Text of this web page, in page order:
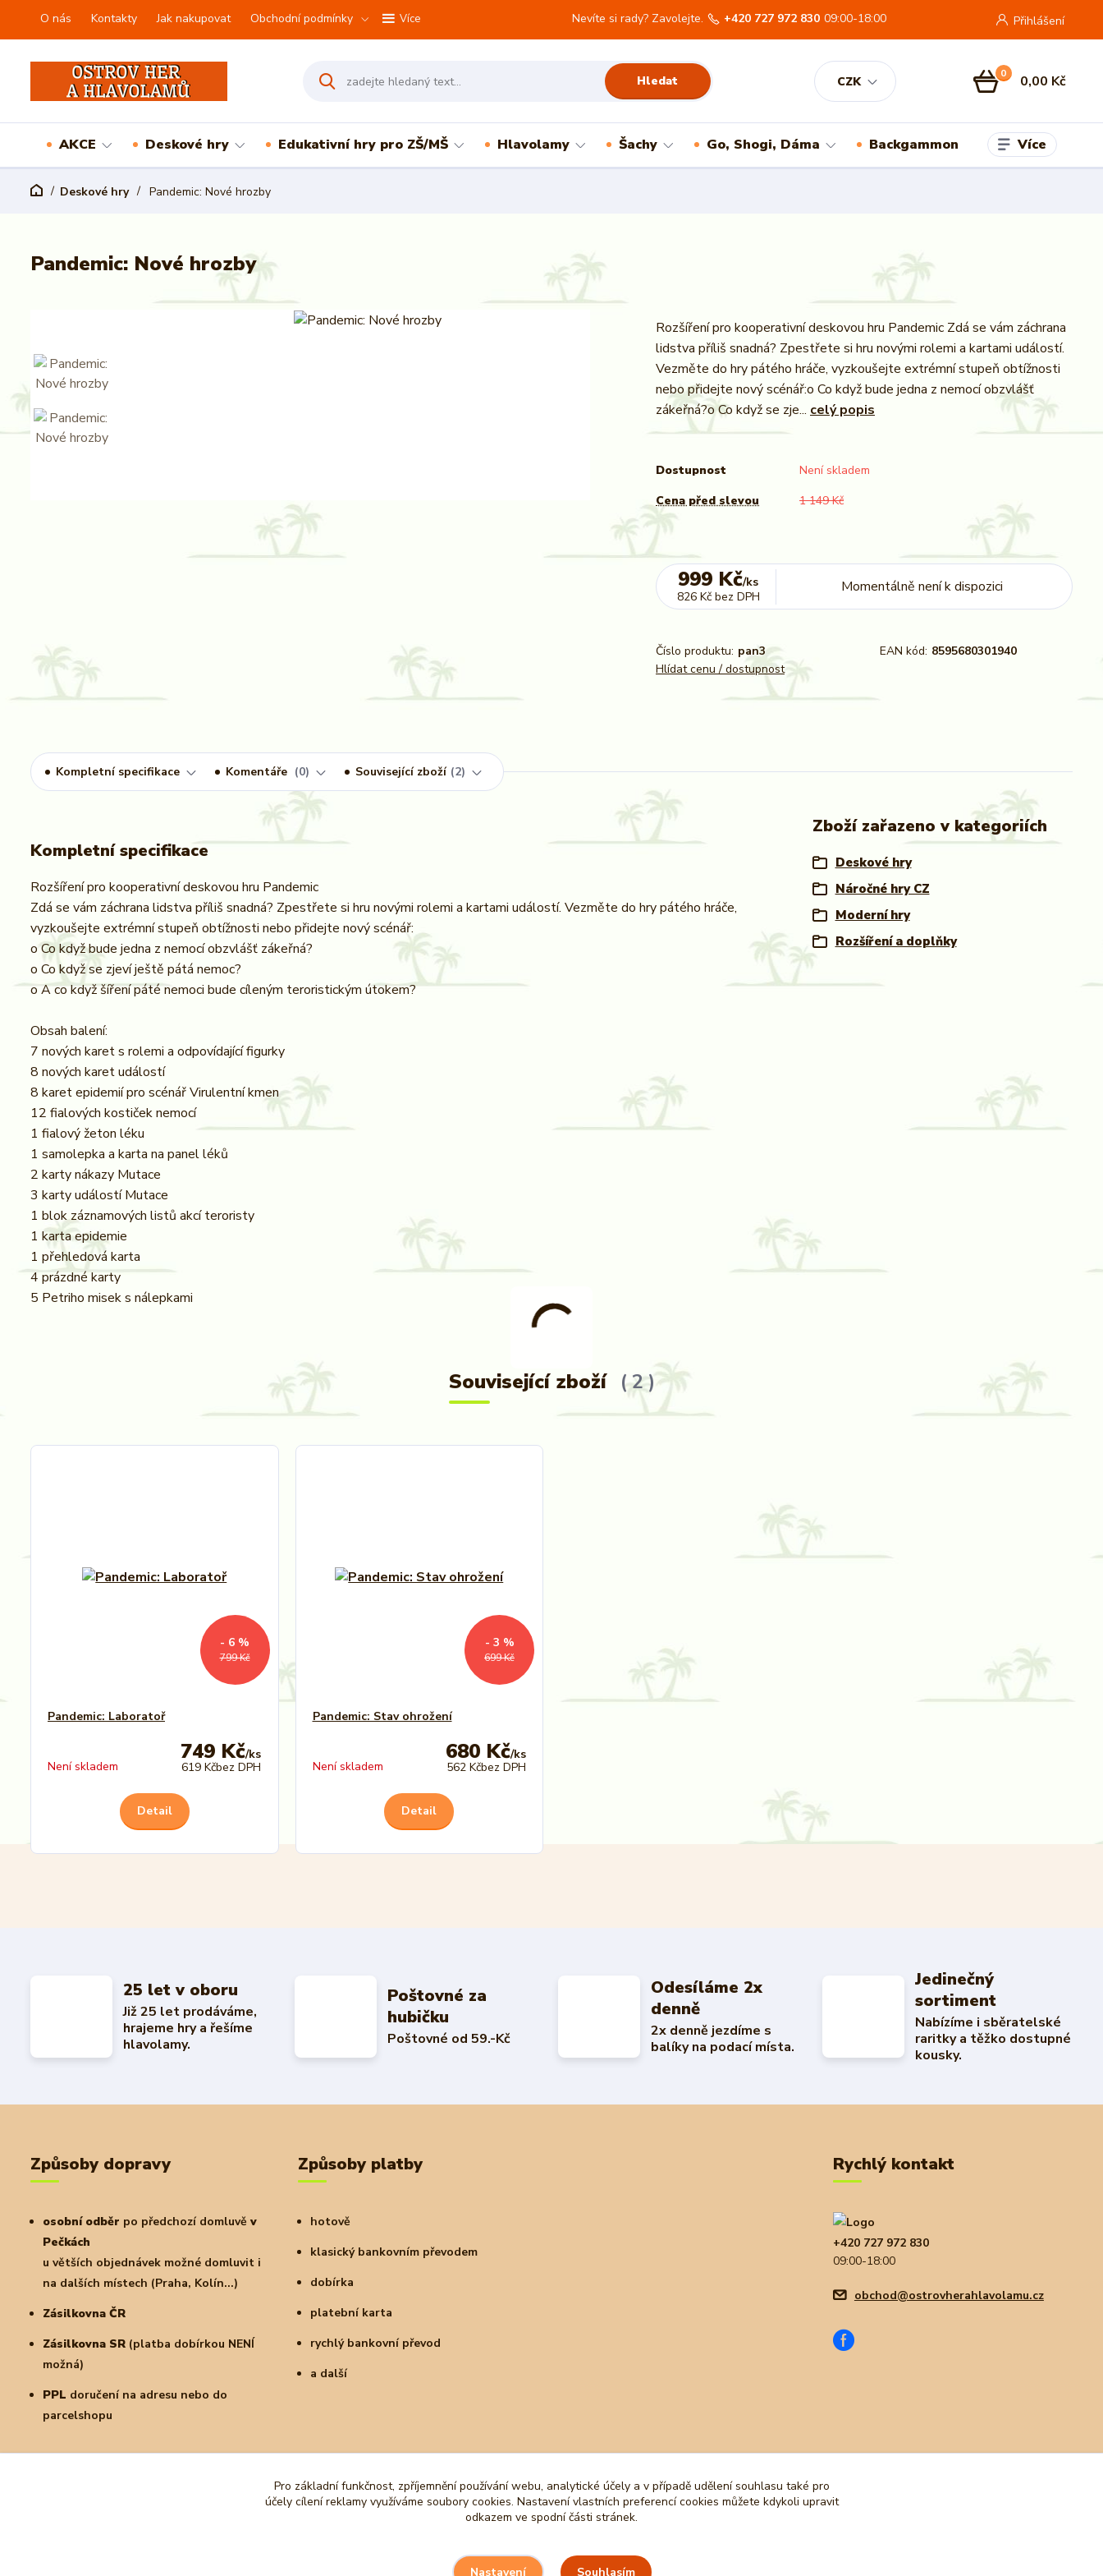
O nás Kontakty Jak nakupovat Obchodní podmínky Více
CZK
Přihlášení
Hledat
Nevíte si rady? Zavolejte. +420 727 972 830 09:00-18:00
0 0,00 Kč
AKCE Deskové hry Edukativní hry pro ZŠ/MŠ Hlavolamy Šachy Go, Shogi, Dáma Backgammon Více
Deskové hry Pandemic: Nové hrozby
Pandemic: Nové hrozby
Rozšíření pro kooperativní deskovou hru Pandemic Zdá se vám záchrana
lidstva příliš snadná? Zpestřete si hru novými rolemi a kartami událostí.
Vezměte do hry pátého hráče, vyzkoušejte extrémní stupeň obtížnosti
nebo přidejte nový scénář:o Co když bude jedna z nemocí obzvlášť
zákeřná?o Co když se zje... celý popis
Dostupnost
Není skladem
Cena před slevou
1 149 Kč
999 Kč/ks
826 Kč bez DPH
Momentálně není k dispozici
Číslo produktu: pan3 EAN kód: 8595680301940
Hlídat cenu / dostupnost
Kompletní specifikace Komentáře 0 Související zboží 2
Kompletní specifikace
Rozšíření pro kooperativní deskovou hru Pandemic
Zdá se vám záchrana lidstva příliš snadná? Zpestřete si hru novými rolemi a kartami událostí. Vezměte do hry pátého hráče,
vyzkoušejte extrémní stupeň obtížnosti nebo přidejte nový scénář:
o Co když bude jedna z nemocí obzvlášť zákeřná?
o Co když se zjeví ještě pátá nemoc?
o A co když šíření páté nemoci bude cíleným teroristickým útokem?
Obsah balení:
7 nových karet s rolemi a odpovídající figurky
8 nových karet událostí
8 karet epidemií pro scénář Virulentní kmen
12 fialových kostiček nemocí
1 fialový žeton léku
1 samolepka a karta na panel léků
2 karty nákazy Mutace
3 karty událostí Mutace
1 blok záznamových listů akcí teroristy
1 karta epidemie
1 přehledová karta
4 prázdné karty
5 Petriho misek s nálepkami
Zboží zařazeno v kategoriích
Deskové hry
Náročné hry CZ
Moderní hry
Rozšíření a doplňky
Související zboží 2
799 Kč
- 6 %
Pandemic: Laboratoř
749 Kč/ks
619 Kčbez DPH
Není skladem
Detail
699 Kč
- 3 %
Pandemic: Stav ohrožení
680 Kč/ks
562 Kčbez DPH
Není skladem
Detail
25 let v oboru
Již 25 let prodáváme,
hrajeme hry a řešíme
hlavolamy.
Poštovné za
hubičku
Poštovné od 59.-Kč
Odesíláme 2x
denně
2x denně jezdíme s
balíky na podací místa.
Jedinečný
sortiment
Nabízíme i sběratelské
raritky a těžko dostupné
kousky.
Způsoby dopravy
osobní odběr po předchozí domluvě v
Pečkách
u větších objednávek možné domluvit i
na dalších místech (Praha, Kolín...)
Zásilkovna ČR
Zásilkovna SR (platba dobírkou NENÍ
možná)
PPL doručení na adresu nebo do
parcelshopu
Způsoby platby
hotově
klasický bankovním převodem
dobírka
platební karta
rychlý bankovní převod
a další
Rychlý kontakt
+420 727 972 830
09:00-18:00
obchod@ostrovherahlavolamu.cz
Pro základní funkčnost, zpříjemnění používání webu, analytické účely a v případě udělení souhlasu také pro
účely cílení reklamy využíváme soubory cookies. Nastavení vlastních preferencí cookies můžete kdykoli upravit
odkazem ve spodní části stránek.
Nastavení Souhlasím